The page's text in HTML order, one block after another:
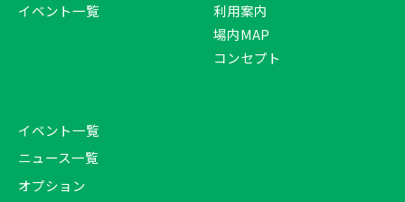
イベント一覧
利用案内
場内MAP
コンセプト
イベント一覧
ニュース一覧
オプション